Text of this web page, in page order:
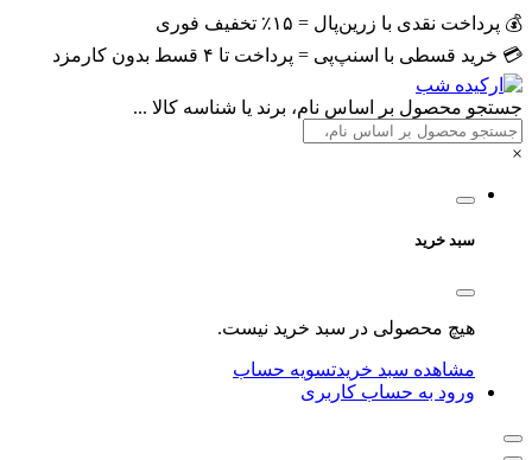
💰 پرداخت نقدی با زرین‌پال = ۱۵٪ تخفیف فوری
💳 خرید قسطی با اسنپ‌پی = پرداخت تا ۴ قسط بدون کارمزد
جستجو محصول بر اساس نام، برند یا شناسه کالا ...
×
سبد خرید
هیچ محصولی در سبد خرید نیست.
مشاهده سبد خریدتسویه حساب
ورود به حساب کاربری